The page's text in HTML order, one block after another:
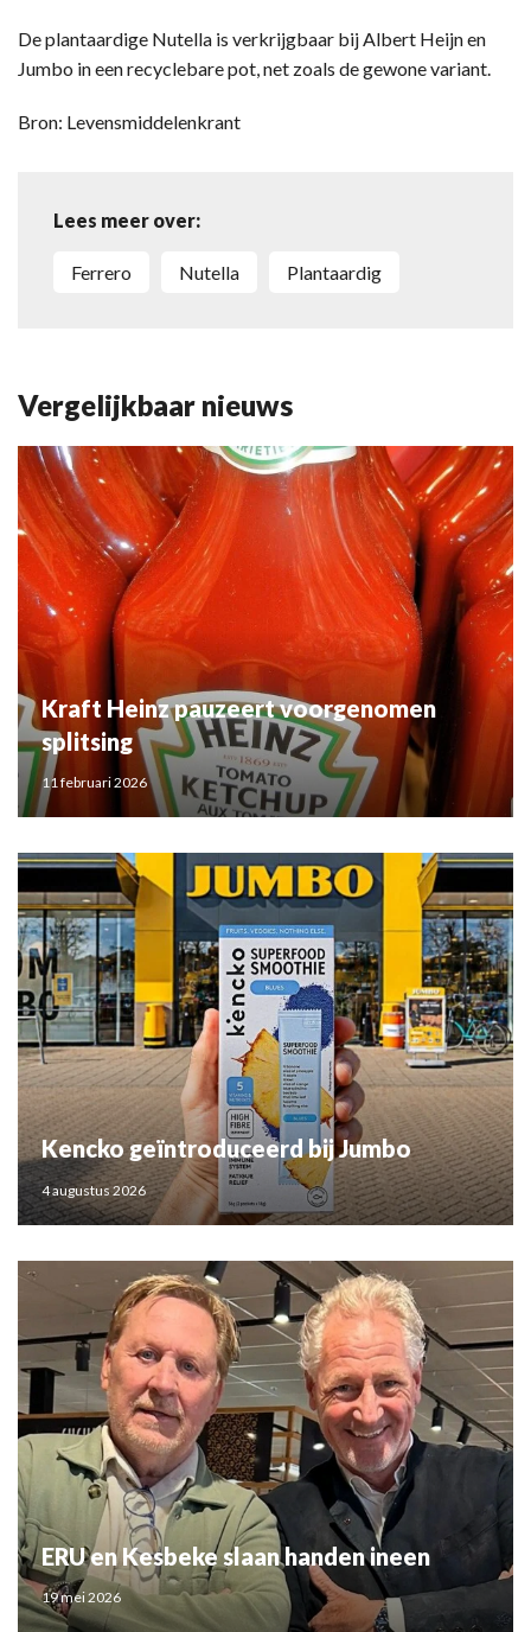
De plantaardige Nutella is verkrijgbaar bij Albert Heijn en
Jumbo in een recyclebare pot, net zoals de gewone variant.
Bron: Levensmiddelenkrant
Lees meer over:
Ferrero Nutella plantaardig
Vergelijkbaar nieuws
Kraft Heinz pauzeert voorgenomen
splitsing
11 februari 2026
Kencko geïntroduceerd bij Jumbo
4 augustus 2026
ERU en Kesbeke slaan handen ineen
19 mei 2026